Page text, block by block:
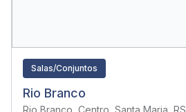
Salas/Conjuntos
Rio Branco
Rio Branco, Centro, Santa Maria, RS